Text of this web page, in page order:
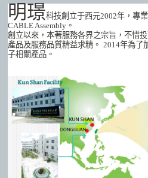
明璟科技創立于西元2002年，專
CABLE Assembly。
創立以來，本著服務各界之宗旨，不惜
產品及服務品質精益求精。 2014年為了
子相關產品。